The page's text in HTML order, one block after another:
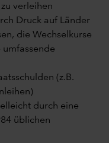
verleihen
Druck auf Länder
die Wechselkurse
umfassende
(z.B.
durch eine
üblichen